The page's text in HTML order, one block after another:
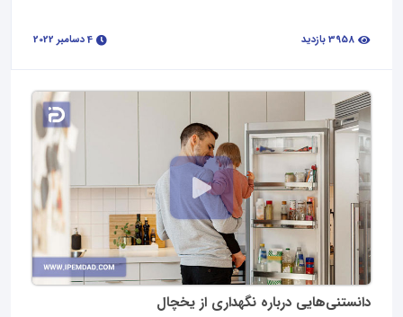
دانستنی‌هایی درباره نگهداری از یخچال